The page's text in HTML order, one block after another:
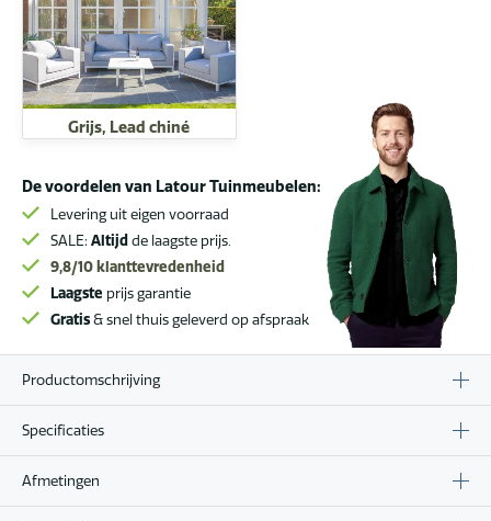
Grijs, Lead chiné
De voordelen van Latour Tuinmeubelen:
Levering uit eigen voorraad
SALE: Altijd de laagste prijs.
9,8/10 klanttevredenheid
Laagste prijs garantie
Gratis& snel thuis geleverd op afspraak
Productomschrijving
Specificaties
Afmetingen